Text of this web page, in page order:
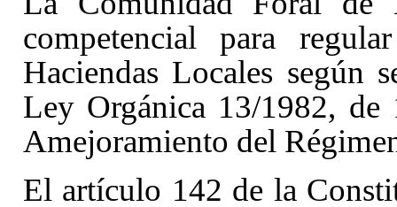
competencial para
Haciendas Locales según
Ley Orgánica 13/1982, de
Amejoramiento del
El artículo 142 de la